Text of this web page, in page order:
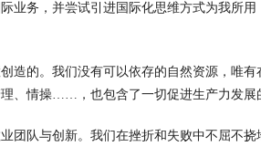
业务，并尝试引进国际化思维方式为我所用
造的。我们没有可以依存的自然资源，唯
、情操……，也包含了一切促进生产力发展
团队与创新。我们在挫折和失败中不屈不挠